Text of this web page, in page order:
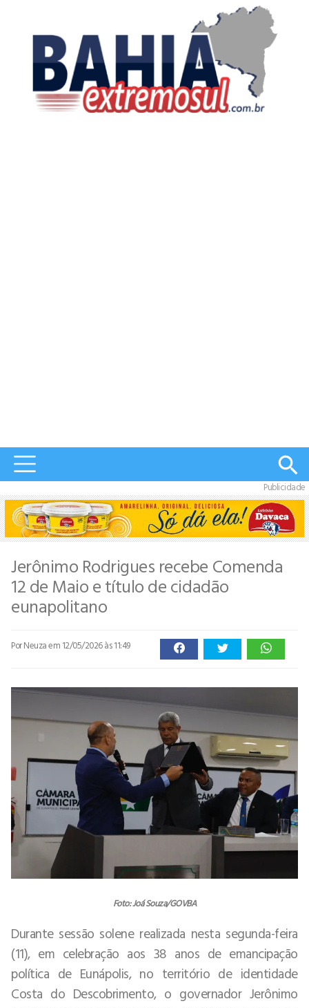
Publicidade
Jerônimo Rodrigues recebe Comenda
12 de Maio e título de cidadão
eunapolitano
Por Neuzaem 12/05/2026 às 11:49
Foto: Joá Souza/GOVBA
Durante sessão solene realizada nesta segunda-feira
(11), em celebração aos 38 anos de emancipação
política de Eunápolis, no território de identidade
Costa do Descobrimento, o governador Jerônimo